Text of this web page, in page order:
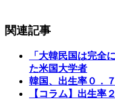
関連記事
「大韓民国は完全
た米国大学者
韓国、出生率０．
【コラム】出生率